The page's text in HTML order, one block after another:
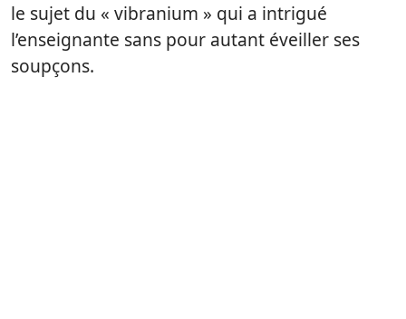
le sujet du « vibranium » qui a intrigué
l’enseignante sans pour autant éveiller ses
soupçons.